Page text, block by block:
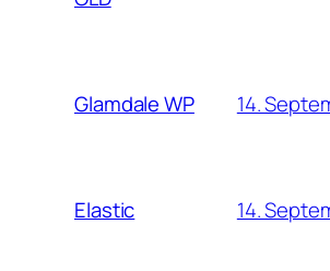
Glamdale WP 14.
Elastic 14.